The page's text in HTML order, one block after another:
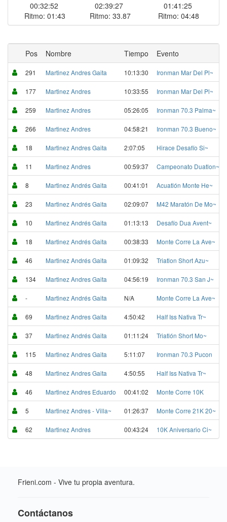
00:32:52
Ritmo: 01:43
02:39:27
Ritmo: 33.87
01:41:25
Ritmo: 04:48
Pos Nombre Tiempo Evento
291 Martinez Andres Gaita 10:13:30 Ironman Mar Del Pl~
177 Martinez Andres 10:33:55 Ironman Mar Del Pl~
259 Martinez Andres 05:26:05 Ironman 70.3 Palma~
266 Martinez Andres 04:58:21 Ironman 70.3 Bueno~
18 Martinez Andres Gaita 2:07:05 Hirace Desafío Si~
11 Martinez Andres 00:59:37 Campeonato Duatlon~
8 Martinez Andrés Gaita 00:41:01 Acuatlón Monte He~
23 Martinez Andrés Gaita 02:09:07 M42 Maratón De Mo~
10 Martinez Andrés Gaita 01:13:13 Desafío Dua Avent~
18 Martinez Andrés Gaita 00:38:33 Monte Corre La Ave~
46 Martinez Andrés Gaita 01:09:32 Triatlon Short Azu~
134 Martinez Andres Gaita 04:56:19 Ironman 70.3 San J~
- Martinez Andrés Gaita N/A Monte Corre La Ave~
69 Martinez Andres Gaita 4:50:42 Half Iss Nativa Tr~
37 Martinez Andrés Gaita 01:11:24 Triatlón Short Mo~
115 Martinez Andres Gaita 5:11:07 Ironman 70.3 Pucon
48 Martinez Andres Gaita 4:50:55 Half Iss Nativa Tr~
46 Martinez Andres Eduardo 00:41:02 Monte Corre 10K
5 Martinez Andres - Villa~ 01:26:37 Monte Corre 21K 20~
62 Martinez Andres 00:43:24 10K Aniversario Ci~
Frieni.com - Vive tu propia aventura.
Contáctanos